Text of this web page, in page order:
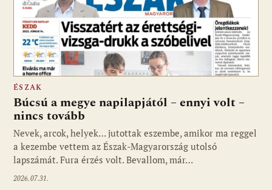
ÉSZAK
Búcsú a megye napilapjától – ennyi volt –
nincs tovább
Nevek, arcok, helyek… jutottak eszembe, amikor ma reggel
a kezembe vettem az Észak-Magyarország utolsó
lapszámát. Fura érzés volt. Bevallom, már…
2026.07.31.